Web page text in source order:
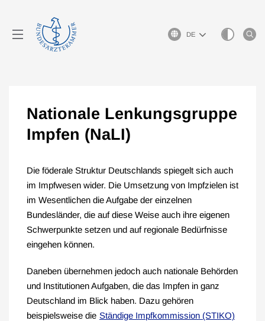
Sprachauswahl
Nationale Lenkungsgruppe
Impfen (NaLI)
Die föderale Struktur Deutschlands spiegelt sich auch
im Impfwesen wider. Die Umsetzung von Impfzielen ist
im Wesentlichen die Aufgabe der einzelnen
Bundesländer, die auf diese Weise auch ihre eigenen
Schwerpunkte setzen und auf regionale Bedürfnisse
eingehen können.
Daneben übernehmen jedoch auch nationale Behörden
und Institutionen Aufgaben, die das Impfen in ganz
Deutschland im Blick haben. Dazu gehören
beispielsweise die Ständige Impfkommission (STIKO)